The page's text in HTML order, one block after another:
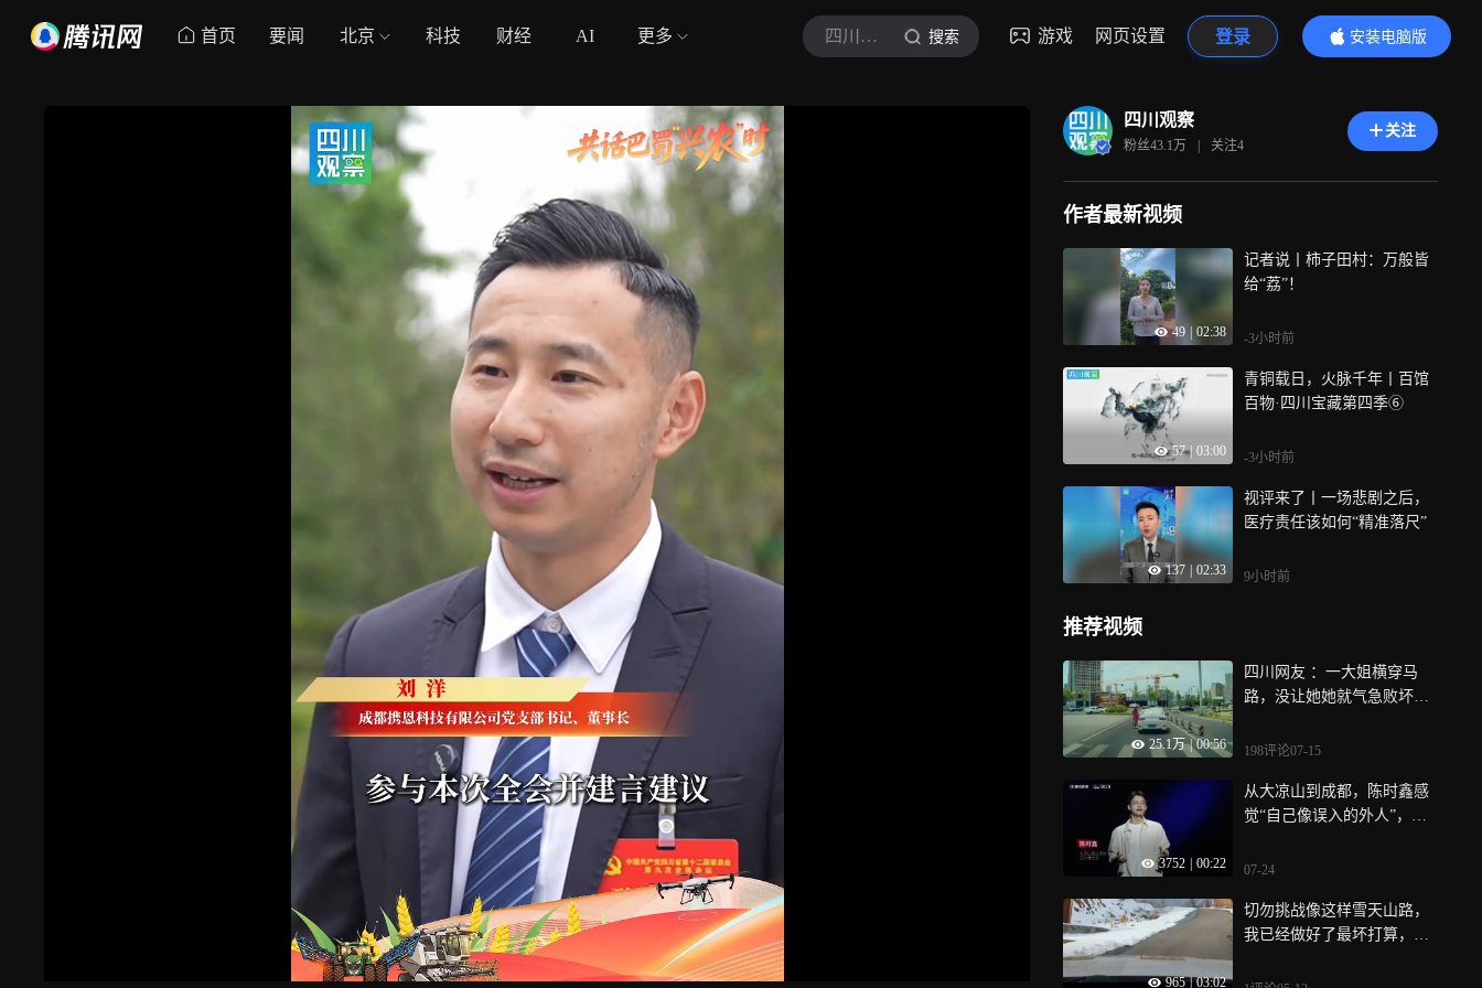
首页 要闻 北京 科技 财经 AI 更多 四川观察 搜索 游戏 网页设置 登录
安装电脑版
内容更精彩
四川观察
粉丝43.1万 | 关注4
关注
作者最新视频
49 02:38
记者说丨柿子田村：万般皆
给“荔”！
-3小时前
57 | 03:00
青铜载日，火脉千年丨百馆
百物·四川宝藏第四季⑥
-3小时前
137 02:33
视评来了丨一场悲剧之后，
医疗责任该如何“精准落尺”
9小时前
推荐视频
25.1万 | 00:56
四川网友 ：一大姐横穿马
路，没让她她就气急败坏直
她还坐在路中间！
198评论07-15
3752 00:22
从大凉山到成都，陈时鑫感
觉“自己像误入的外人”，只
07-24
965 | 03:02
切勿挑战像这样雪天山路，
我已经做好了最坏打算，打